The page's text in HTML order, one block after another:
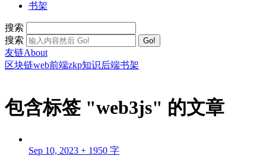
书架
搜索
搜索
Go!
友链About
区块链web前端zkp知识后端书架
包含标签 "web3js" 的文章
Sep 10, 2023 + 1950 字